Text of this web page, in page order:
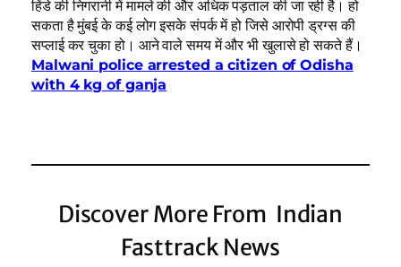
हिंडे की निगरानी में मामले की और अधिक पड़ताल की जा रही है। हो
सकता है मुंबई के कई लोग इसके संपर्क में हो जिसे आरोपी ड्रग्स की
सप्लाई कर चुका हो। आने वाले समय में और भी खुलासे हो सकते हैं।
Malwani police arrested a citizen of Odisha
with 4 kg of ganja
Discover More From Indian
Fasttrack News